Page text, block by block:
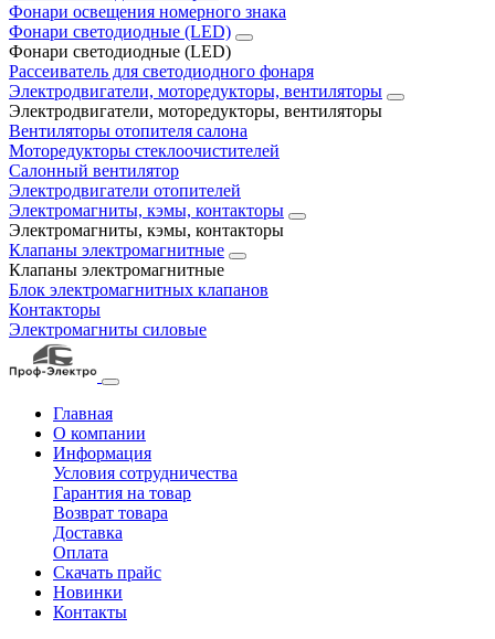
Фонари освещения номерного знака
Фонари светодиодные (LED)
Фонари светодиодные (LED)
Рассеиватель для светодиодного фонаря
Электродвигатели, моторедукторы, вентиляторы
Электродвигатели, моторедукторы, вентиляторы
Вентиляторы отопителя салона
Моторедукторы стеклоочистителей
Салонный вентилятор
Электродвигатели отопителей
Электромагниты, кэмы, контакторы
Электромагниты, кэмы, контакторы
Клапаны электромагнитные
Клапаны электромагнитные
Блок электромагнитных клапанов
Контакторы
Электромагниты силовые
Главная
О компании
Информация
Условия сотрудничества
Гарантия на товар
Возврат товара
Доставка
Оплата
Скачать прайс
Новинки
Контакты